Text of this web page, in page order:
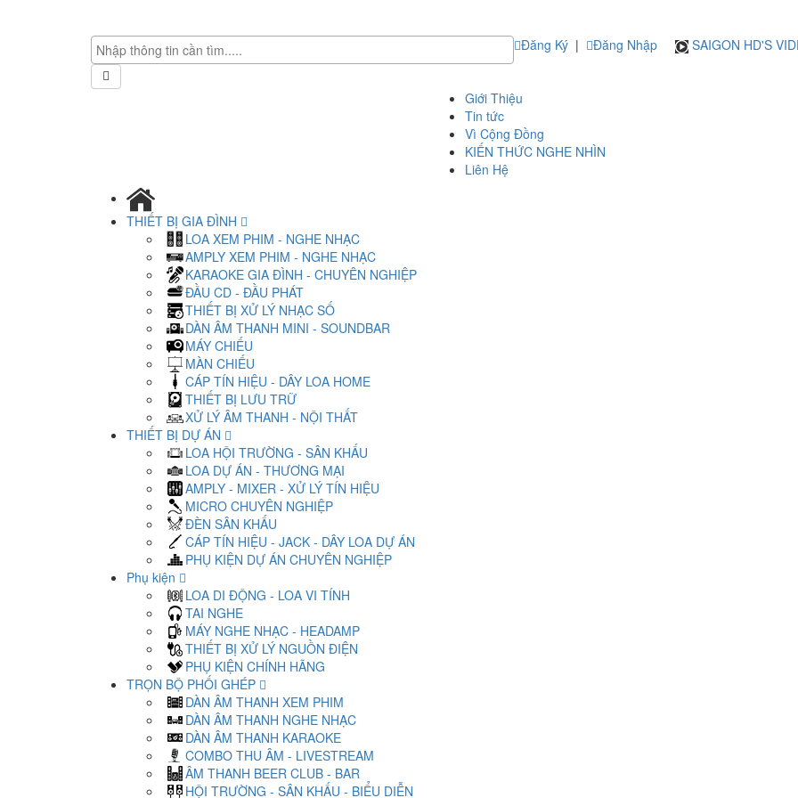
Đăng Ký | Đăng Nhập SAIGON HD'S
Giới Thiệu
Tin tức
Vì Cộng Đồng
KIẾN THỨC NGHE NHÌN
Liên Hệ
THIẾT BỊ GIA ĐÌNH
LOA XEM PHIM - NGHE NHẠC
AMPLY XEM PHIM - NGHE NHẠC
KARAOKE GIA ĐÌNH - CHUYÊN NGHIỆP
ĐẦU CD - ĐẦU PHÁT
THIẾT BỊ XỬ LÝ NHẠC SỐ
DÀN ÂM THANH MINI - SOUNDBAR
MÁY CHIẾU
MÀN CHIẾU
CÁP TÍN HIỆU - DÂY LOA HOME
THIẾT BỊ LƯU TRỮ
XỬ LÝ ÂM THANH - NỘI THẤT
THIẾT BỊ DỰ ÁN
LOA HỘI TRƯỜNG - SÂN KHẤU
LOA DỰ ÁN - THƯƠNG MẠI
AMPLY - MIXER - XỬ LÝ TÍN HIỆU
MICRO CHUYÊN NGHIỆP
ĐÈN SÂN KHẤU
CÁP TÍN HIỆU - JACK - DÂY LOA DỰ ÁN
PHỤ KIỆN DỰ ÁN CHUYÊN NGHIỆP
Phụ kiện
LOA DI ĐỘNG - LOA VI TÍNH
TAI NGHE
MÁY NGHE NHẠC - HEADAMP
THIẾT BỊ XỬ LÝ NGUỒN ĐIỆN
PHỤ KIỆN CHÍNH HÃNG
TRỌN BỘ PHỐI GHÉP
DÀN ÂM THANH XEM PHIM
DÀN ÂM THANH NGHE NHẠC
DÀN ÂM THANH KARAOKE
COMBO THU ÂM - LIVESTREAM
ÂM THANH BEER CLUB - BAR
HỘI TRƯỜNG - SÂN KHẤU - BIỂU DIỄN